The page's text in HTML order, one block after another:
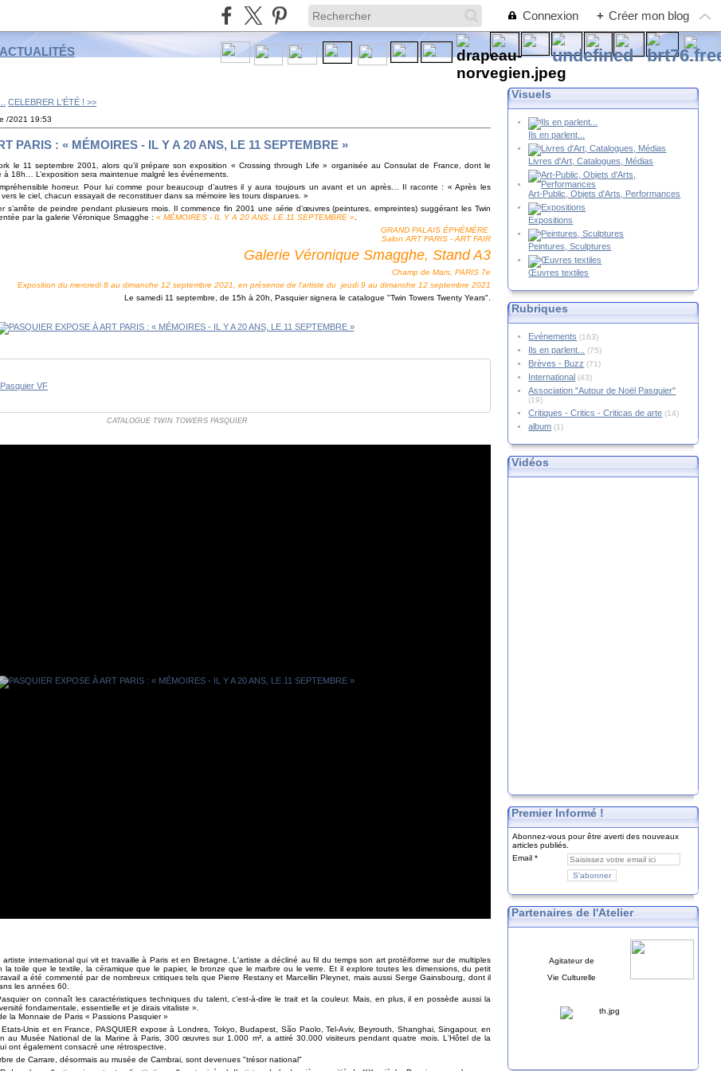
Connexion + Créer mon blog
CELEBRER L'ÉTÉ ! >>
/2021 19:53
PARIS : « MÉMOIRES - IL Y A 20 ANS, LE 11 SEPTEMBRE »
le 11 septembre 2001, alors qu’il prépare son exposition « Crossing through Life » organisée au Consulat de France, dont le
18h… L’exposition sera maintenue malgré les événements.
horreur. Pour lui comme pour beaucoup d’autres il y aura toujours un avant et un après… Il raconte : « Après les
le ciel, chacun essayait de reconstituer dans sa mémoire les tours disparues. »
s’arrête de peindre pendant plusieurs mois. Il commence fin 2001 une série d’œuvres (peintures, empreintes) suggérant les Twin
par la galerie Véronique Smagghe :« MÉMOIRES - IL Y A 20 ANS, LE 11 SEPTEMBRE ».
GRAND PALAIS ÉPHÉMÈRE
Salon ART PARIS - ART FAIR
Galerie Véronique Smagghe, Stand A3
Champ de Mars, PARIS 7e
mercredi 8 au dimanche 12 septembre 2021, en présence de l’artistedu jeudi 9 au dimanche 12 septembre 2021
Le samedi 11 septembre, de 15h à 20h, Pasquier signera le catalogue "Twin Towers Twenty Years".
VF
CATALOGUE TWIN TOWERS PASQUIER
international qui vit et travaille à Paris et en Bretagne. L'artiste a décliné au fil du temps son art protéiforme sur de multiples
la toile que le textile, la céramique que le papier, le bronze que le marbre ou le verre. Et il explore toutes les dimensions, du petit
a été commenté par de nombreux critiques tels que Pierre Restany et Marcellin Pleynet, mais aussi Serge Gainsbourg, dont il
les années 60.
on connaît les caractéristiques techniques du talent, c’est-à-dire le trait et la couleur. Mais, en plus, il en possède aussi la
fondamentale, essentielle et je dirais vitaliste ».
la Monnaie de Paris « Passions Pasquier »
Unis et en France, PASQUIER expose à Londres, Tokyo, Budapest, São Paolo, Tel-Aviv, Beyrouth, Shanghai, Singapour, en
au Musée National de la Marine à Paris, 300 œuvres sur 1.000 m², a attiré 30.000 visiteurs pendant quatre mois. L'Hôtel de la
ont également consacré une rétrospective.
de Carrare, désormais au musée de Cambrai, sont devenues "trésor national"
Visuels
Ils en parlent...
Livres d'Art, Catalogues, Médias
Art-Public, Objets d'Arts, Performances
Expositions
Peintures, Sculptures
Œuvres textiles
Rubriques
Evénements (163)
Ils en parlent... (75)
Brèves - Buzz (71)
International (43)
Association "Autour de Noël Pasquier"
(19)
Critiques - Critics - Criticas de arte (14)
album (1)
Vidéos
Premier Informé !
Abonnez-vous pour être averti des nouveaux
articles publiés.
Email
Partenaires de l'Atelier
Agitateur de
Vie Culturelle